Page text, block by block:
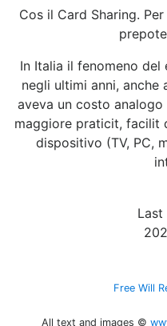
Cos il Card Sharing.
In Italia il fenomeno
negli ultimi anni,
aveva un costo
maggiore praticit, facilit
dispositivo (TV, PC,
Last
Free Will
All text and images ©